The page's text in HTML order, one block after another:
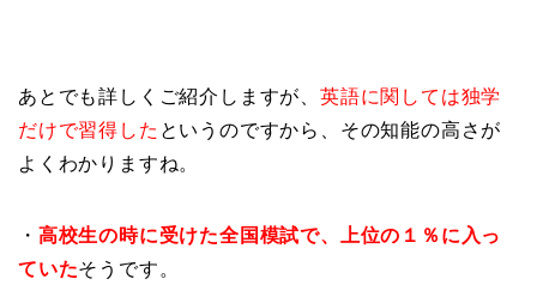
あとでも詳しくご紹介しますが、 英語に関しては独学
だけで習得した というのですから、その知能の高さが
よくわかりますね。
・ 高校生の時に受けた全国模試で、上位の１％に入っ
ていたそうです。